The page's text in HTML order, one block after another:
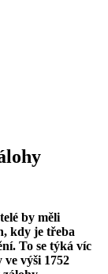
by měli
kdy je třeba
To se týká víc
výši 1752